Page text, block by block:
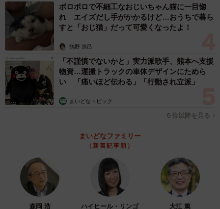
もちろん、たこ焼き、お好み焼き、チヂミ、お寿司なん
かとも相性は良さそう。コロナ禍というアゲインストの風
が生んだ側面もある「ど冷えもん」。しかし、非対面、食
品ロスの削減といった世相、風潮を受け、コロナ後も存在
感を発揮しそうな予感がする。
◆ 「フローズン24」
ボロボロで不細工なおじいちゃん猫に一目惚
れ エイズだし手がかかるけど…おうちで暮ら
すと「おじ猫」だって可愛くなったよ！
鶴野 浩己
「不謹慎でないかと」実力派歌手、熊本へ支援
物資…運搬トラックの車体デザインにためら
い 「痛いほど伝わる」「行動され立派」
まいどなトピック
６位以降を見る
まいどなファミリー
（新着記事順）
森岡 浩 ハイヒール・リンゴ 大江 篤